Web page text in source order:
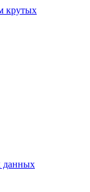
крутых
данных